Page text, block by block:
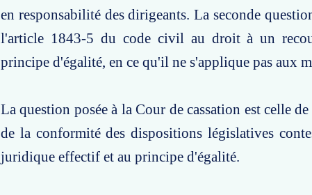
en responsabilité des dirigeants. La seconde
l'article 1843-5 du code civil au droit à un
principe d'égalité, en ce qu'il ne s'applique pas aux
La question posée à la Cour de cassation est celle
de la conformité des dispositions législatives
juridique effectif et au principe d'égalité.